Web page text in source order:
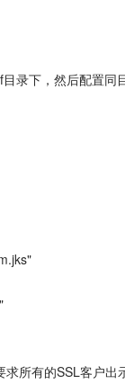
下，然后配置同目
所有的SSL客户